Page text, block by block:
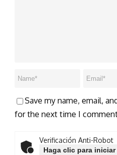
Save my name, email,
for the next time I
Verificación Anti-Robot
Haga clic para